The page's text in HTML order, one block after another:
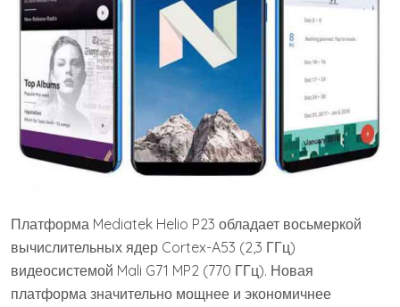
Платформа Mediatek Helio P23 обладает восьмеркой
вычислительных ядер Cortex-A53 (2,3 ГГц)
видеосистемой Mali G71 MP2 (770 ГГц). Новая
платформа значительно мощнее и экономичнее